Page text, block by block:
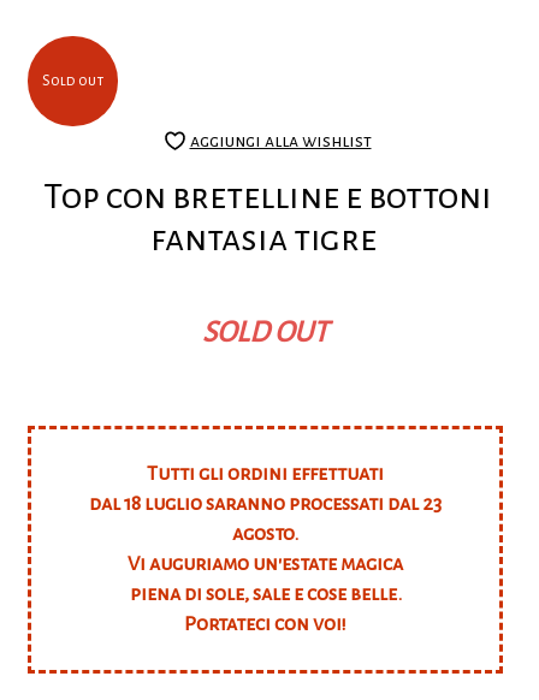
Top con bretelline e bottoni
fantasia tigre
Sold out
SOLD OUT
aggiungi alla wishlist
Tutti gli ordini effettuati
dal 18 luglio saranno processati dal 23
agosto.
Vi auguriamo un'estate magica
piena di sole, sale e cose belle.
Portateci con voi!